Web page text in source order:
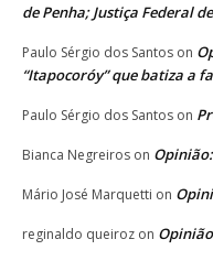
de Penha; Justiça Federal
Paulo Sérgio dos Santos on
“Itapocoróy” que batiza a
Paulo Sérgio dos Santos on
Bianca Negreiros on
Mário José Marquetti on
reginaldo queiroz on